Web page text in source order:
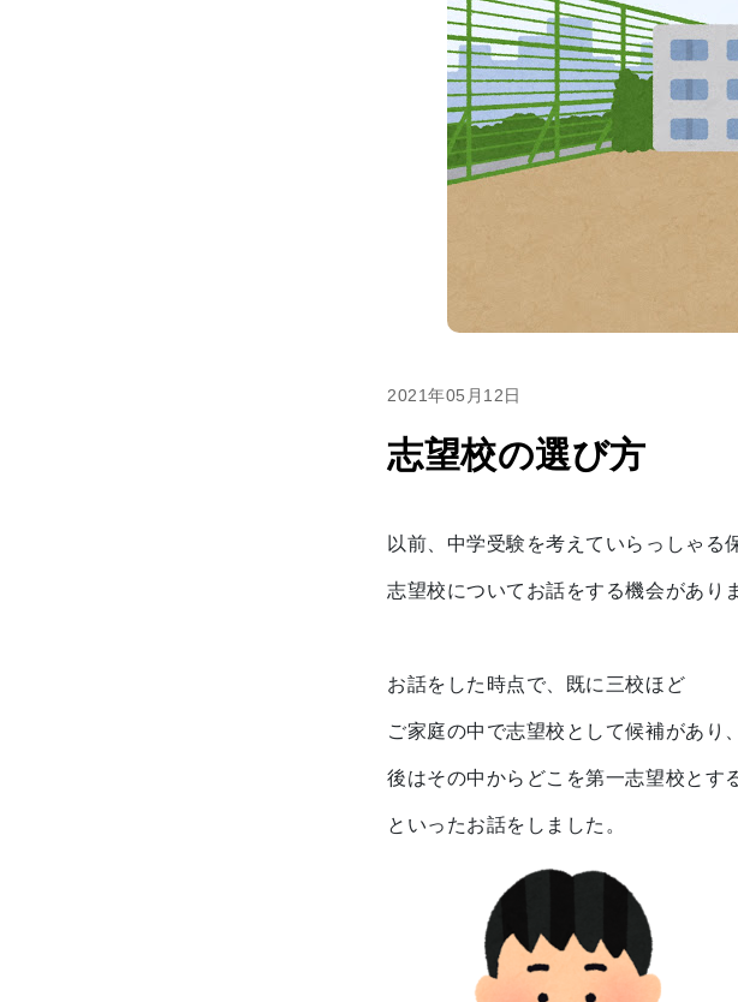
2021年05月12日
志望校の選び方
以前、中学受験を考えていらっしゃる
志望校についてお話をする機会があり
お話をした時点で、既に三校ほど
ご家庭の中で志望校として候補があり、
後はその中からどこを第一志望校とす
といったお話をしました。